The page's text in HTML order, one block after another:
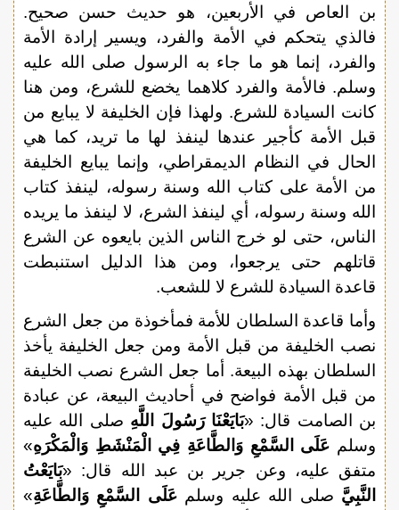
بن العاص في الأربعين، هو حديث حسن صحيح.
فالذي يتحكم في الأمة والفرد، ويسير إرادة الأمة
والفرد، إنما هو ما جاء به الرسول صلى الله عليه
وسلم. فالأمة والفرد كلاهما يخضع للشرع، ومن هنا
كانت السيادة للشرع. ولهذا فإن الخليفة لا يبايع من
قبل الأمة كأجير عندها لينفذ لها ما تريد، كما هي
الحال في النظام الديمقراطي، وإنما يبايع الخليفة
من الأمة على كتاب الله وسنة رسوله، لينفذ كتاب
الله وسنة رسوله، أي لينفذ الشرع، لا لينفذ ما يريده
الناس، حتى لو خرج الناس الذين بايعوه عن الشرع
قاتلهم حتى يرجعوا، ومن هذا الدليل استنبطت
قاعدة السيادة للشرع لا للشعب.
وأما قاعدة السلطان للأمة فمأخوذة من جعل الشرع
نصب الخليفة من قبل الأمة ومن جعل الخليفة يأخذ
السلطان بهذه البيعة. أما جعل الشرع نصب الخليفة
من قبل الأمة فواضح في أحاديث البيعة، عن عبادة
بن الصامت قال: «بَايَعْنَا رَسُولَ اللَّهِ صلى الله عليه
وسلم عَلَى السَّمْعِ وَالطَّاعَةِ فِي الْمَنْشَطِ وَالْمَكْرَهِ»
متفق عليه، وعن جرير بن عبد الله قال: «بَايَعْتُ
النَّبِيَّ صلى الله عليه وسلم عَلَى السَّمْعِ وَالطَّاعَةِ»